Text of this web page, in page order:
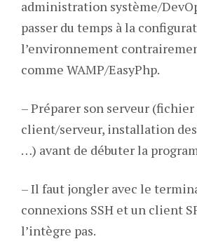
administration système/
passer du temps à la
l’environnement
comme WAMP/EasyPhp.
– Préparer son serveur
client/serveur, installation
…) avant de débuter la
– Il faut jongler avec le
connexions SSH et un client
l’intègre pas.